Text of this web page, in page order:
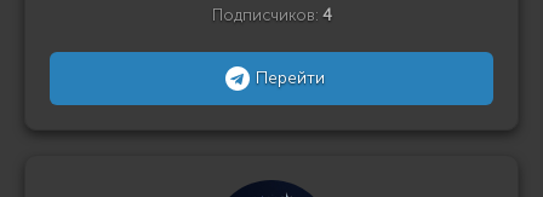
Подписчиков: 4
Перейти